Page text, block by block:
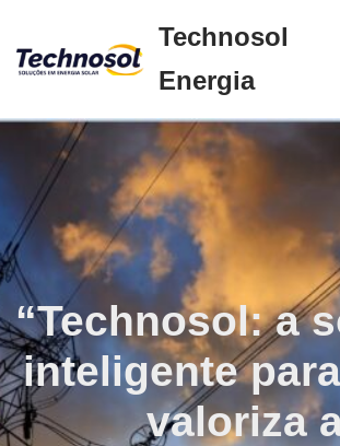
Pular
o
conteúdo
Technosol
Energia
“Technosol: a
inteligente
valoriza